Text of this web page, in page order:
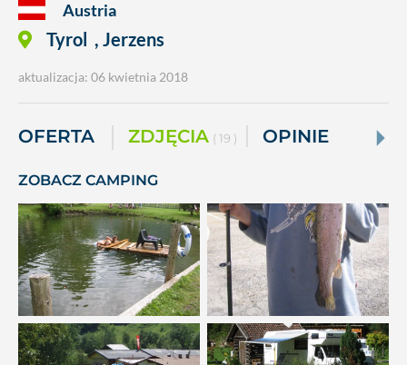
Austria
Tyrol , Jerzens
aktualizacja: 06 kwietnia 2018
OFERTA ZDJĘCIA ( 19 ) OPINIE
ZOBACZ CAMPING